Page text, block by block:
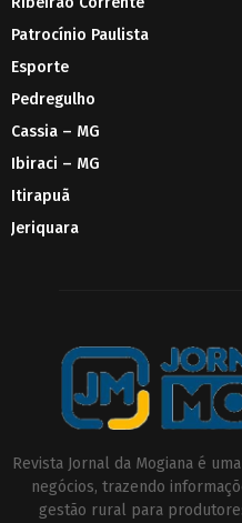
Patrocínio Paulista
Esporte
Pedregulho
Cassia – MG
Ibiraci – MG
Itirapuã
Jeriquara
Revista Jornal da Mogiana é
negócios, trazendo
gestão rural para